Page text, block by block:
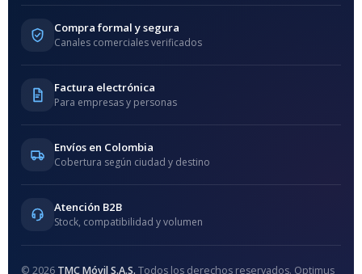
Compra formal y segura
Canales comerciales verificados
Factura electrónica
Para empresas y personas
Envíos en Colombia
Cobertura según ciudad y destino
Atención B2B
Stock, compatibilidad y volumen
© 2026 TMC Móvil S.A.S. Todos los derechos reservados. Optimus